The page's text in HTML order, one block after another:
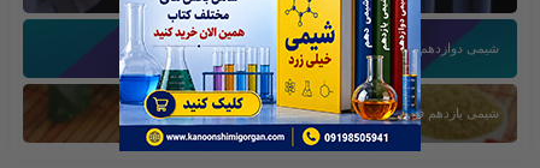
شیمی دوازدهم بخش سوم
شیمی یازدهم فصل دوم